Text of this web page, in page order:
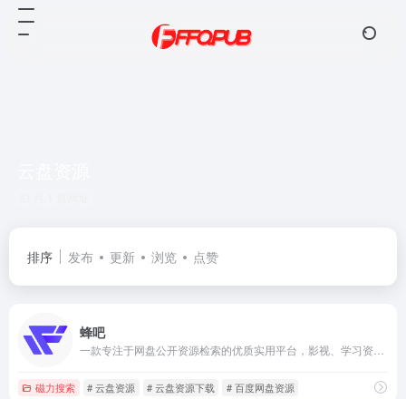
排序 发布 更新 浏览 点赞
蜂吧
磁力搜索 # 云盘资源 # 云盘资源下载 # 百度网盘资源